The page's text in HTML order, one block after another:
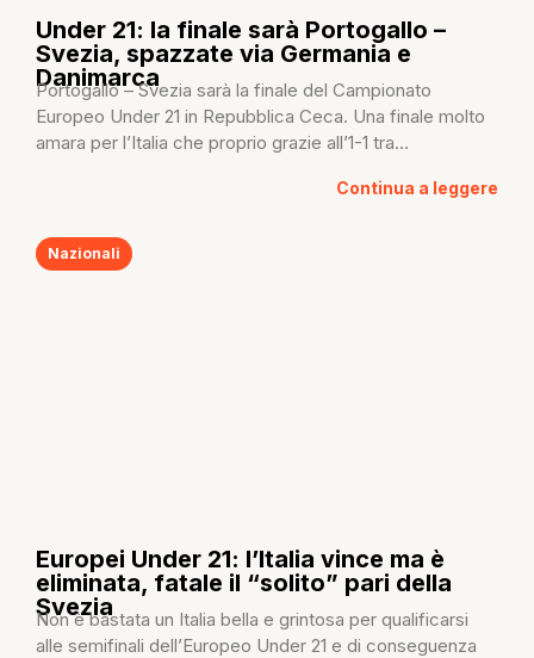
Under 21: la finale sarà Portogallo –
Svezia, spazzate via Germania e
Danimarca
Portogallo – Svezia sarà la finale del Campionato
Europeo Under 21 in Repubblica Ceca. Una finale molto
amara per l’Italia che proprio grazie all’1-1 tra...
Continua a leggere
Nazionali
Europei Under 21: l’Italia vince ma è
eliminata, fatale il “solito” pari della
Svezia
Non è bastata un Italia bella e grintosa per qualificarsi
alle semifinali dell’Europeo Under 21 e di conseguenza